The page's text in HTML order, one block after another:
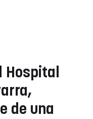
Hospital
de una